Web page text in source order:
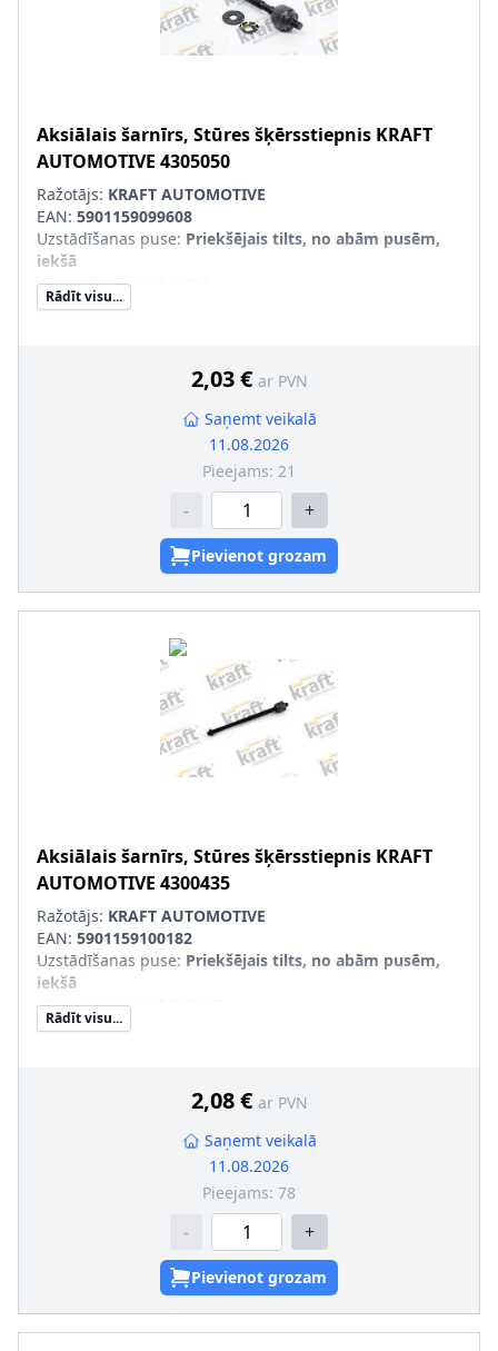
Aksiālais šarnīrs, Stūres šķērsstiepnis KRAFT
AUTOMOTIVE 4305050
Ražotājs: KRAFT AUTOMOTIVE
EAN: 5901159099608
Uzstādīšanas puse: Priekšējais tilts, no abām pusēm,
iekšā
Vītnes izmērs 1
Vītnes izmērs 2
Rādīt visu...
2,03 € ar PVN
Saņemt veikalā
11.08.2026
Pieejams: 21
- +
Pievienot grozam
Aksiālais šarnīrs, Stūres šķērsstiepnis KRAFT
AUTOMOTIVE 4300435
Ražotājs: KRAFT AUTOMOTIVE
EAN: 5901159100182
Uzstādīšanas puse: Priekšējais tilts, no abām pusēm,
iekšā
Vītnes izmērs 1
Vītnes izmērs 2
Rādīt visu...
2,08 € ar PVN
Saņemt veikalā
11.08.2026
Pieejams: 78
- +
Pievienot grozam